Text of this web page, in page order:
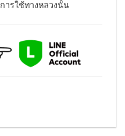
ารใช้ทางหลวงนั้น